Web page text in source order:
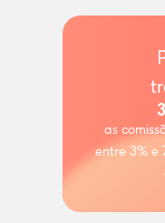
as
entre 3% e